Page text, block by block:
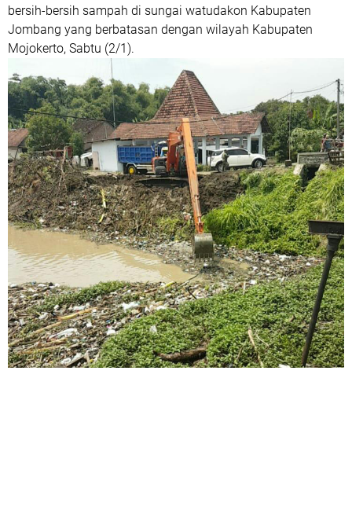
bersih-bersih sampah di sungai watudakon Kabupaten
Jombang yang berbatasan dengan wilayah Kabupaten
Mojokerto, Sabtu (2/1).